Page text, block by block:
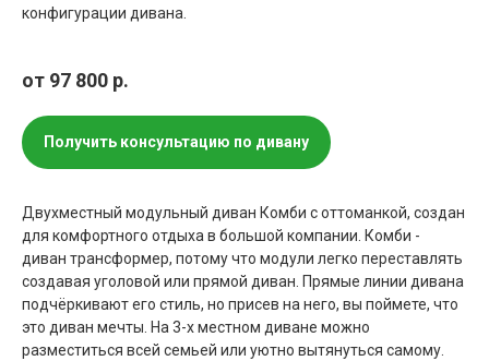
конфигурации дивана.
от 97 800 р.
Получить консультацию по дивану
Двухместный модульный диван Комби с оттоманкой, создан
для комфортного отдыха в большой компании. Комби -
диван трансформер, потому что модули легко переставлять
создавая уголовой или прямой диван. Прямые линии дивана
подчёркивают его стиль, но присев на него, вы поймете, что
это диван мечты. На 3-х местном диване можно
разместиться всей семьей или уютно вытянуться самому.